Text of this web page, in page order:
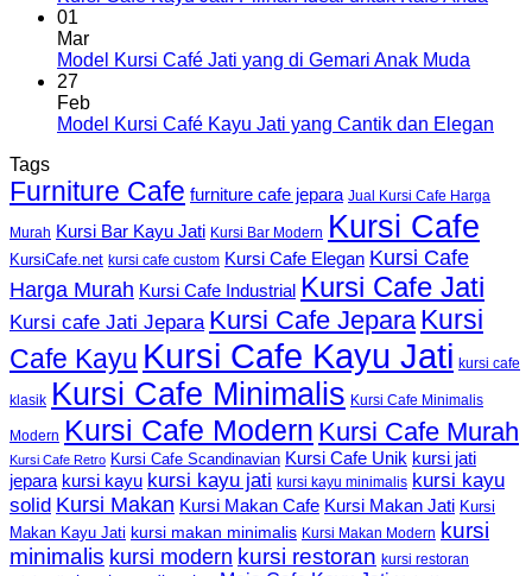
01
Mar
Model Kursi Café Jati yang di Gemari Anak Muda
27
Feb
Model Kursi Café Kayu Jati yang Cantik dan Elegan
Tags
Furniture Cafe furniture cafe jepara Jual Kursi Cafe Harga
Murah Kursi Bar Kayu Jati Kursi Bar Modern Kursi Cafe
KursiCafe.net kursi cafe custom Kursi Cafe Elegan Kursi Cafe
Harga Murah Kursi Cafe Industrial Kursi Cafe Jati
Kursi cafe Jati Jepara Kursi Cafe Jepara Kursi
Cafe Kayu Kursi Cafe Kayu Jati kursi cafe
klasik Kursi Cafe Minimalis Kursi Cafe Minimalis
Modern Kursi Cafe Modern Kursi Cafe Murah
Kursi Cafe Retro Kursi Cafe Scandinavian Kursi Cafe Unik kursi jati
jepara kursi kayu kursi kayu jati kursi kayu minimalis kursi kayu
solid Kursi Makan Kursi Makan Cafe Kursi Makan Jati Kursi
Makan Kayu Jati kursi makan minimalis Kursi Makan Modern
kursi
minimalis kursi modern kursi restoran kursi restoran